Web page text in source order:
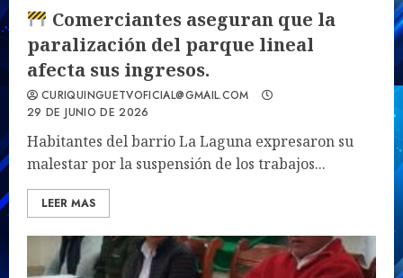
Comerciantes aseguran que la
paralización del parque lineal
afecta sus ingresos.
CURIQUINGUETVOFICIAL@GMAIL.COM
29 DE JUNIO DE 2026
Habitantes del barrio La Laguna expresaron su
malestar por la suspensión de los trabajos...
LEER MAS